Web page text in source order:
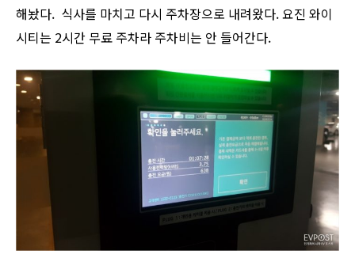
해놨다. 식사를 마치고 다시 주차장으로 내려왔다. 요진 와이
시티는 2시간 무료 주차라 주차비는 안 들어간다.